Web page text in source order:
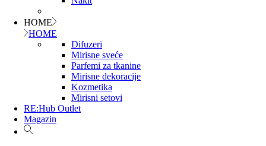
HOME
HOME
Difuzeri
Mirisne sveće
Parfemi za tkanine
Mirisne dekoracije
Kozmetika
Mirisni setovi
RE:Hub Outlet
Magazin